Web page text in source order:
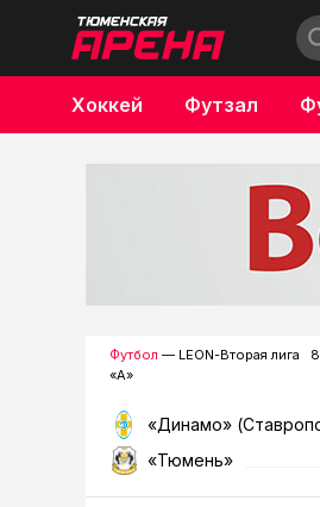
Хоккей Футзал
Бокс
Футбол — LEON-Вторая лига
«А»
«Динамо»
«Тюмень»